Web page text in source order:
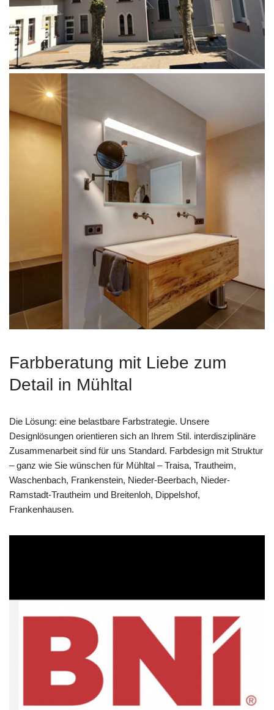
Farbberatung mit Liebe zum
Detail in Mühltal
Die Lösung: eine belastbare Farbstrategie. Unsere
Designlösungen orientieren sich an Ihrem Stil. interdisziplinäre
Zusammenarbeit sind für uns Standard. Farbdesign mit Struktur
– ganz wie Sie wünschen für Mühltal – Traisa, Trautheim,
Waschenbach, Frankenstein, Nieder-Beerbach, Nieder-
Ramstadt-Trautheim und Breitenloh, Dippelshof,
Frankenhausen.